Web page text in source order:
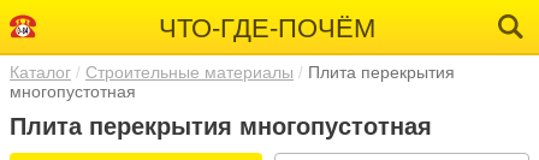
ЧТО-ГДЕ-ПОЧЁМ
Каталог Строительные материалы
Плита перекрытия
многопустотная
Плита перекрытия многопустотная